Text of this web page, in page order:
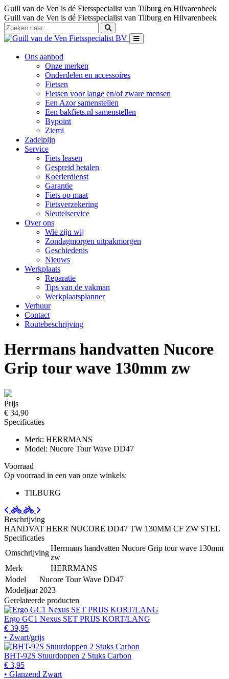
Guill van de Ven is dé Fietsspecialist van Tilburg en Hilvarenbeek
Guill van de Ven is dé Fietsspecialist van Tilburg en Hilvarenbeek
Ons aanbod
Onze merken
Onderdelen en accessoires
Fietsen
Fietsen voor lange en/of zware mensen
Een Azor samenstellen
Een bakfiets.nl samenstellen
Bypoint
Ziemi
Zadelpijn
Service
Fiets leasen
Gespreid betalen
Koerierdienst
Garantie
Fiets op maat
Fietsverzekering
Sleutelservice
Over ons
Wie zijn wij
Zondagmorgen uitpakmorgen
Geschiedenis
Nieuws
Werkplaats
Reparatie
Tips van de vakman
Werkplaatsplanner
Verhuur
Contact
Routebeschrijving
Herrmans handvatten Nucore
Grip tour wave 130mm zw
Prijs
€ 34,90
Specificaties
Merk: HERRMANS
Model: Nucore Tour Wave DD47
Voorraad
Op voorraad in een van onze winkels:
TILBURG
Beschrijving
HANDVAT HERR NUCORE DD47 TW 130MM CF ZW STEL
Specificaties
Omschrijving
Herrmans handvatten Nucore Grip tour wave 130mm
zw
Merk
HERRMANS
Model
Nucore Tour Wave DD47
Modeljaar 2023
Gerelateerde producten
Ergo GC1 Nexus SET PRIJS KORT/LANG
€ 39,95
• Zwart/grijs
BHT-92S Stuurdoppen 2 Stuks Carbon
€ 3,95
• Glanzend Zwart